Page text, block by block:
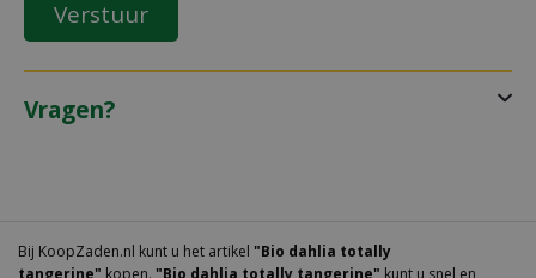
Vragen?
Bij KoopZaden.nl kunt u het artikel "Bio dahlia totally
tangerine" kopen. "Bio dahlia totally tangerine" kunt u snel en